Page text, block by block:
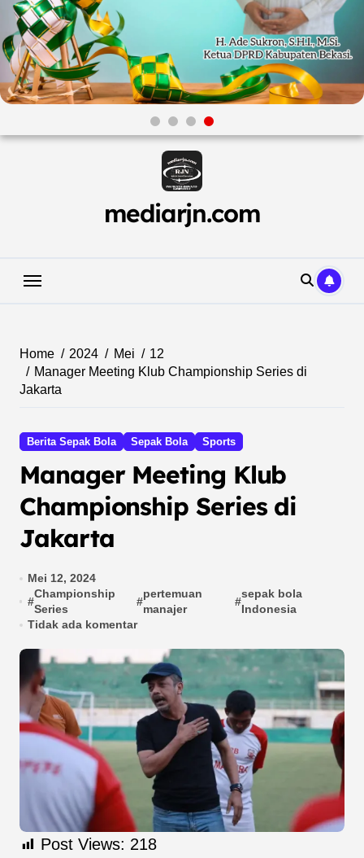
Skip
mediarjn.com
Home 2024 Mei
12
Manager Meeting Klub Championship Series di
Jakarta
Berita Sepak Bola Sepak Bola Sports
Manager Meeting Klub
Championship Series di
Jakarta
Mei 12, 2024
#
Championship
Series
#
pertemuan
manajer
#
sepak bola
Indonesia
Tidak ada komentar
Post Views: 218